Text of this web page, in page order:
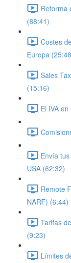
Reforma
(88:41)
Costes
Europa
Sales
(15:16)
El IVA
Envía
USA (62:32)
Remote
NARF) (6:44)
Tarifas
(9:23)
Límites